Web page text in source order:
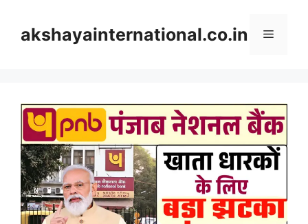
contentakshayainternational.co.in Menu